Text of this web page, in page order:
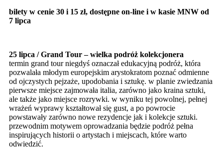
bilety w cenie 30 i 15 zł, dostępne on-line i w kasie MNW od
7 lipca
25 lipca / Grand Tour – wielka podróż kolekcjonera
termin grand tour niegdyś oznaczał edukacyjną podróż, która
pozwalała młodym europejskim arystokratom poznać odmienne
od ojczystych pejzaże, upodobania i sztukę. w planie zwiedzania
pierwsze miejsce zajmowała italia, zarówno jako kraina sztuki,
ale także jako miejsce rozrywki. w wyniku tej powolnej, pełnej
wrażeń wyprawy kształtował się gust, a po powrocie
powstawały zarówno nowe rezydencje jak i kolekcje sztuki.
przewodnim motywem oprowadzania będzie podróż pełna
inspirujących historii o artystach i miejscach, które warto
odwiedzić.